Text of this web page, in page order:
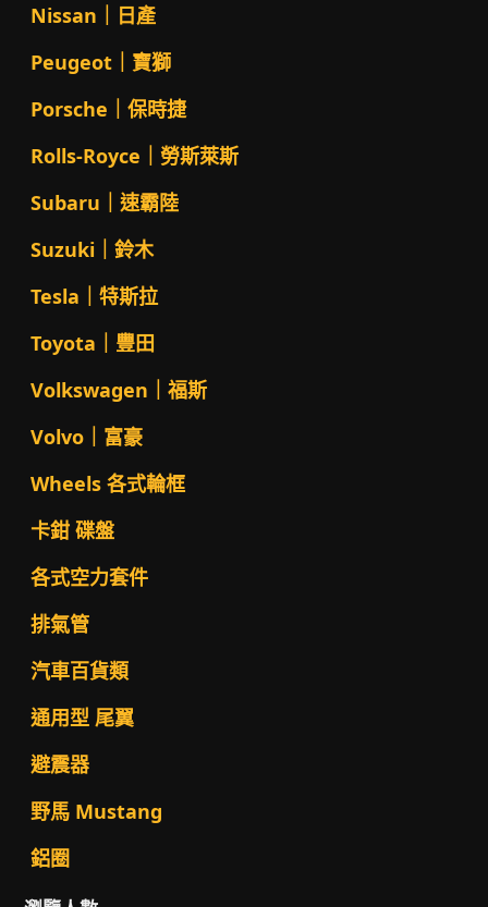
Nissan｜日產
Peugeot｜寶獅
Porsche｜保時捷
Rolls-Royce｜勞斯萊斯
Subaru｜速霸陸
Suzuki｜鈴木
Tesla｜特斯拉
Toyota｜豐田
Volkswagen｜福斯
Volvo｜富豪
Wheels 各式輪框
卡鉗 碟盤
各式空力套件
排氣管
汽車百貨類
通用型 尾翼
避震器
野馬 Mustang
鋁圈